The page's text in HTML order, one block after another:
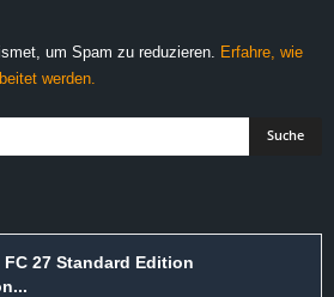
um Spam zu reduzieren.
Erfahre, wie
werden.
FC 27 Standard Edition